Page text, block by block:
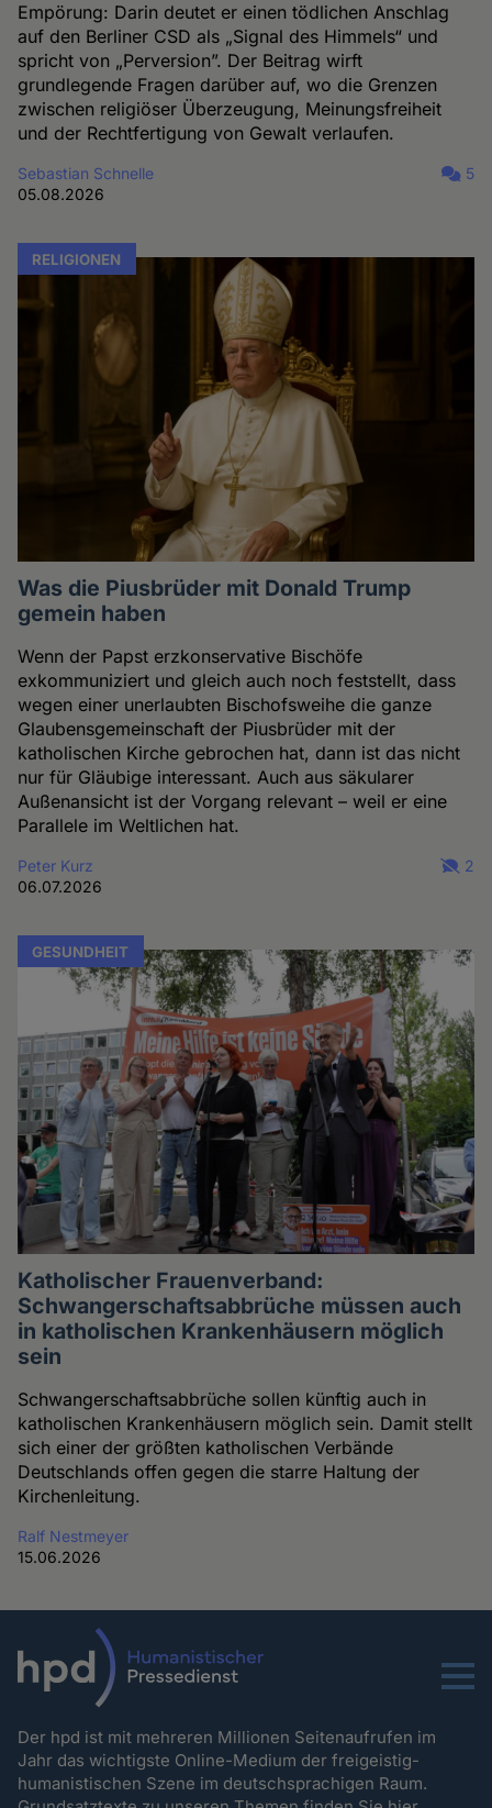
Empörung: Darin deutet er einen tödlichen Anschlag
auf den Berliner CSD als „Signal des Himmels“ und
spricht von „Perversion”. Der Beitrag wirft
grundlegende Fragen darüber auf, wo die Grenzen
zwischen religiöser Überzeugung, Meinungsfreiheit
und der Rechtfertigung von Gewalt verlaufen.
Sebastian Schnelle
05.08.2026
5
RELIGIONEN
Was die Piusbrüder mit Donald Trump
gemein haben
Wenn der Papst erzkonservative Bischöfe
exkommuniziert und gleich auch noch feststellt, dass
wegen einer unerlaubten Bischofsweihe die ganze
Glaubensgemeinschaft der Piusbrüder mit der
katholischen Kirche gebrochen hat, dann ist das nicht
nur für Gläubige interessant. Auch aus säkularer
Außenansicht ist der Vorgang relevant – weil er eine
Parallele im Weltlichen hat.
Peter Kurz
06.07.2026
2
GESUNDHEIT
Katholischer Frauenverband:
Schwangerschaftsabbrüche müssen auch
in katholischen Krankenhäusern möglich
sein
Schwangerschaftsabbrüche sollen künftig auch in
katholischen Krankenhäusern möglich sein. Damit stellt
sich einer der größten katholischen Verbände
Deutschlands offen gegen die starre Haltung der
Kirchenleitung.
Ralf Nestmeyer
15.06.2026
Menu
Der hpd ist mit mehreren Millionen Seitenaufrufen im
Jahr das wichtigste Online-Medium der freigeistig-
humanistischen Szene im deutschsprachigen Raum.